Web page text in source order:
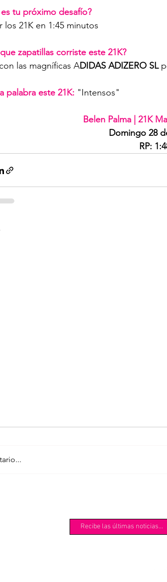
es tu próximo desafío?
los 21K en 1:45 minutos
zapatillas corriste este 21K?
las magníficas ADIDAS ADIZERO SL
palabra este 21K: "Intensos"
Belen Palma | 21K
Domingo 28
RP: